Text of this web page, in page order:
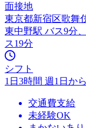
面接地
東京都新宿区歌舞
東中野駅 バス9分
ス19分
シフト
1日3時間 週1日か
交通費支給
未経験OK